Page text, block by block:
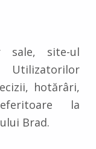
sale, site-ul
Utilizatorilor
hotărâri,
la
Brad.